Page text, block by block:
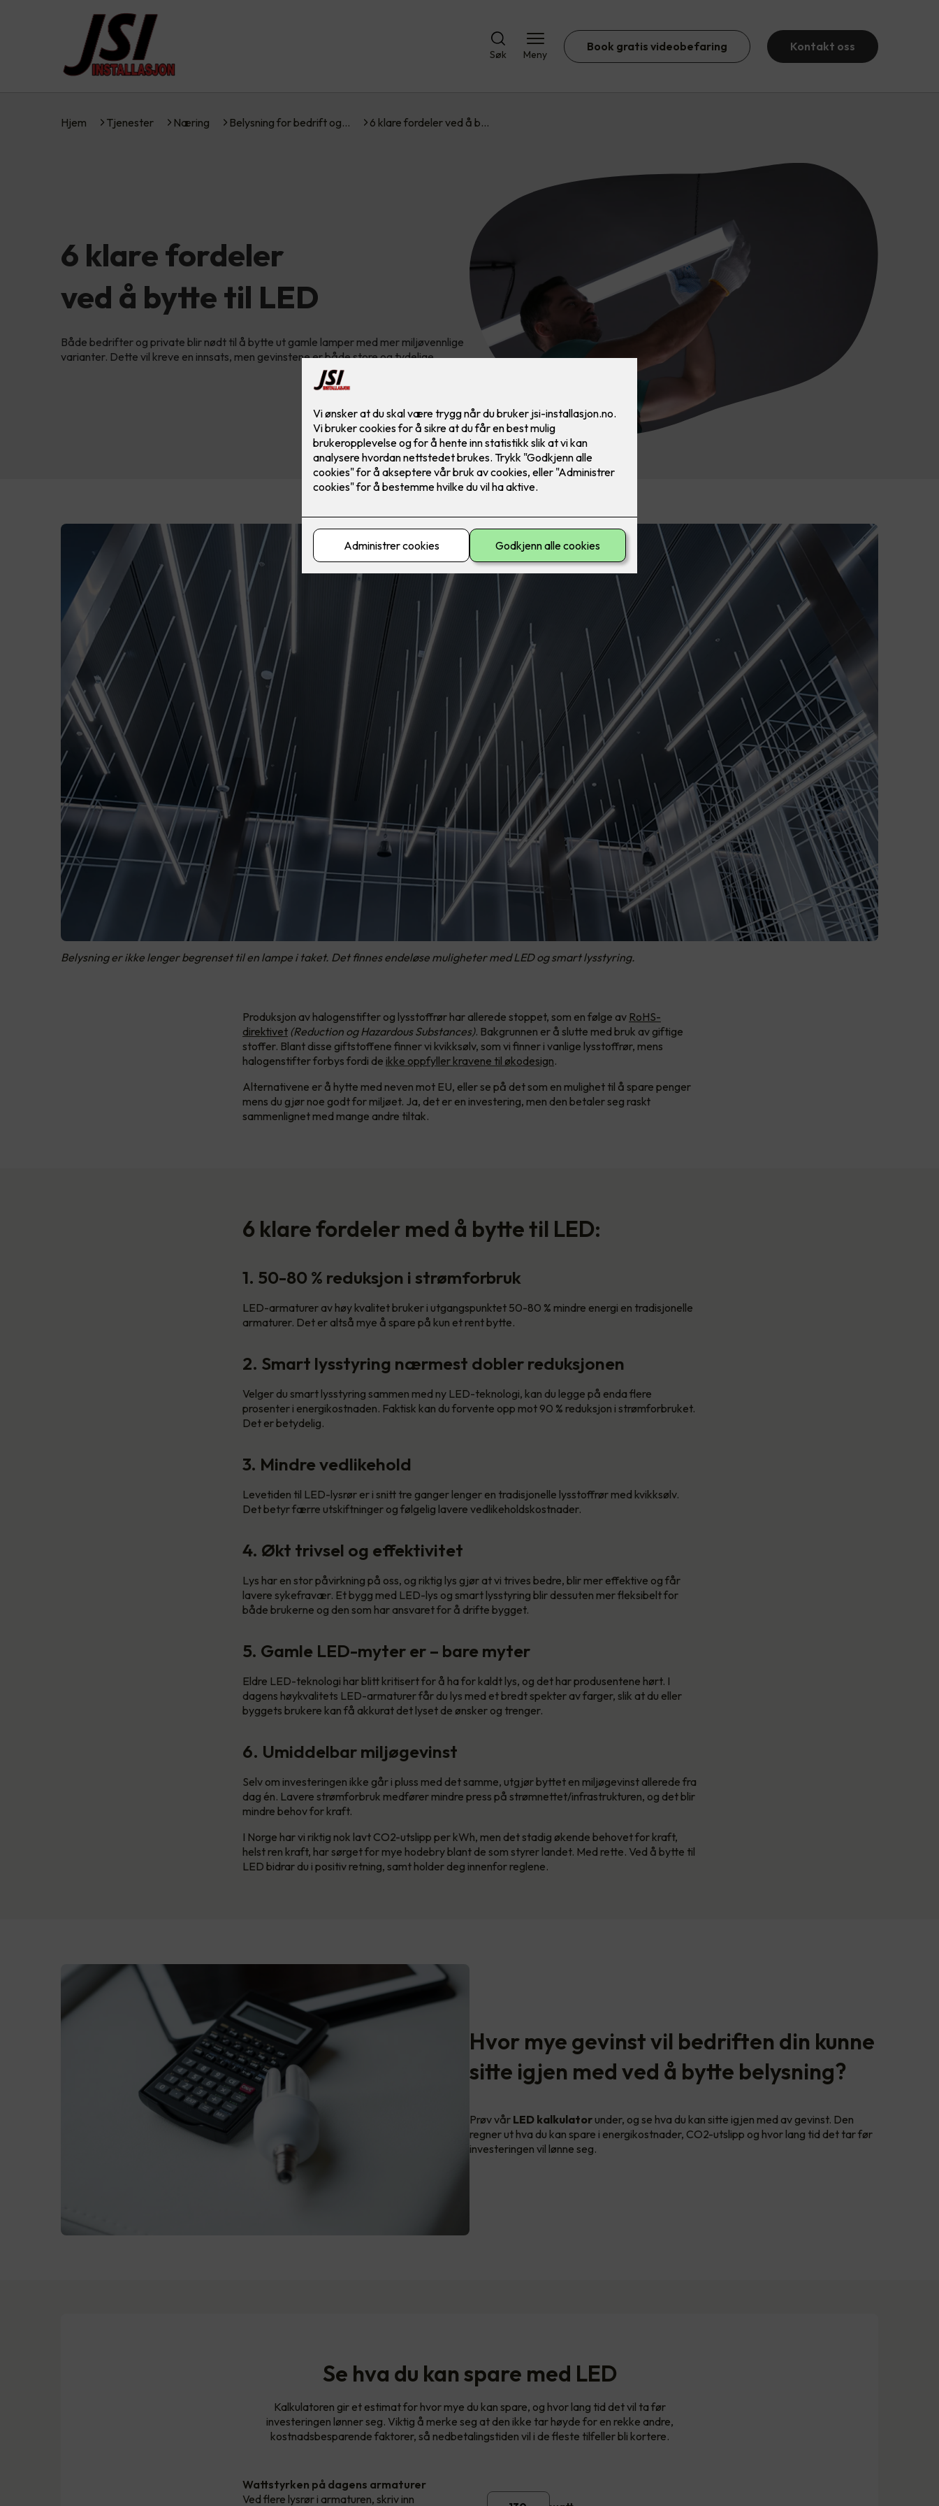
Søk Meny
Book gratis videobefaring Kontakt oss
Hjem Tjenester Næring Belysning for bedrift og… 6 klare fordeler ved å b…
6 klare fordeler
ved å bytte til LED
Både bedrifter og private blir nødt til å bytte ut gamle lamper med mer miljøvennlige
varianter. Dette vil kreve en innsats, men gevinstene er både store og tydelige.
Belysning er ikke lenger begrenset til en lampe i taket. Det finnes endeløse muligheter med LED og smart lysstyring.
Produksjon av halogenstifter og lysstoffrør har allerede stoppet, som en følge av RoHS-
direktivet (Reduction og Hazardous Substances). Bakgrunnen er å slutte med bruk av giftige
stoffer. Blant disse giftstoffene finner vi kvikksølv, som vi finner i vanlige lysstoffrør, mens
halogenstifter forbys fordi de ikke oppfyller kravene til økodesign.
Alternativene er å hytte med neven mot EU, eller se på det som en mulighet til å spare penger
mens du gjør noe godt for miljøet. Ja, det er en investering, men den betaler seg raskt
sammenlignet med mange andre tiltak.
6 klare fordeler med å bytte til LED:
1. 50-80 % reduksjon i strømforbruk
LED-armaturer av høy kvalitet bruker i utgangspunktet 50-80 % mindre energi en tradisjonelle
armaturer. Det er altså mye å spare på kun et rent bytte.
2. Smart lysstyring nærmest dobler reduksjonen
Velger du smart lysstyring sammen med ny LED-teknologi, kan du legge på enda flere
prosenter i energikostnaden. Faktisk kan du forvente opp mot 90 % reduksjon i strømforbruket.
Det er betydelig.
3. Mindre vedlikehold
Levetiden til LED-lysrør er i snitt tre ganger lenger en tradisjonelle lysstoffrør med kvikksølv.
Det betyr færre utskiftninger og følgelig lavere vedlikeholdskostnader.
4. Økt trivsel og effektivitet
Lys har en stor påvirkning på oss, og riktig lys gjør at vi trives bedre, blir mer effektive og får
lavere sykefravær. Et bygg med LED-lys og smart lysstyring blir dessuten mer fleksibelt for
både brukerne og den som har ansvaret for å drifte bygget.
5. Gamle LED-myter er – bare myter
Eldre LED-teknologi har blitt kritisert for å ha for kaldt lys, og det har produsentene hørt. I
dagens høykvalitets LED-armaturer får du lys med et bredt spekter av farger, slik at du eller
byggets brukere kan få akkurat det lyset de ønsker og trenger.
6. Umiddelbar miljøgevinst
Selv om investeringen ikke går i pluss med det samme, utgjør byttet en miljøgevinst allerede fra
dag én. Lavere strømforbruk medfører mindre press på strømnettet/infrastrukturen, og det blir
mindre behov for kraft.
I Norge har vi riktig nok lavt CO2-utslipp per kWh, men det stadig økende behovet for kraft,
helst ren kraft, har sørget for mye hodebry blant de som styrer landet. Med rette. Ved å bytte til
LED bidrar du i positiv retning, samt holder deg innenfor reglene.
Hvor mye gevinst vil bedriften din kunne
sitte igjen med ved å bytte belysning?
Prøv vår LED kalkulator under, og se hva du kan sitte igjen med av gevinst. Den
regner ut hva du kan spare i energikostnader, CO2-utslipp og hvor lang tid det tar før
investeringen vil lønne seg.
Se hva du kan spare med LED
Kalkulatoren gir et estimat for hvor mye du kan spare, og hvor lang tid det vil ta før
investeringen lønner seg. Viktig å merke seg at den ikke tar høyde for en rekke andre,
kostnadsbesparende faktorer, så nedbetalingstiden vil i de fleste tilfeller bli kortere.
Wattstyrken på dagens armaturer
Ved flere lysrør i armaturen, skriv inn